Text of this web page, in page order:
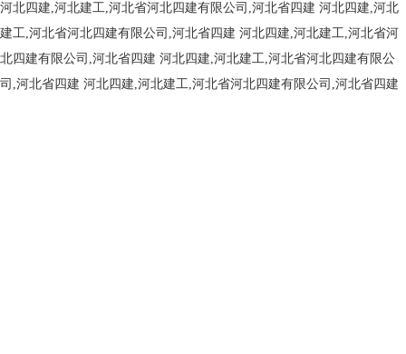
河北四建,河北建工,河北省河北四建有限公司,河北省四建 河北四建,河北
建工,河北省河北四建有限公司,河北省四建 河北四建,河北建工,河北省河
北四建有限公司,河北省四建 河北四建,河北建工,河北省河北四建有限公
司,河北省四建 河北四建,河北建工,河北省河北四建有限公司,河北省四建